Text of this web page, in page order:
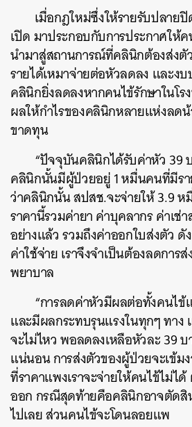
เมื่อกฎใหม่ซึ่งให้รายรับปลาย
เปิด มาประกอบกับการประกาศให้
นำมาสู่สถานการณ์ที่คลินิกต้องส่ง
รายได้เหมาจ่ายต่อหัวลดลง และง
คลินิกยิ่งลดลงหากคนไข้รักษาในโ
ผลให้กำไรของคลินิกหลายแห่งลด
ขาดทุน
“ปัจจุบันคลินิกได้รับค่าหัว 39
คลินิกนั้นมีผู้ป่วยอยู่ 1 หมื่นคนที่มีร
ว่าคลินิกนั้น สปสช.จะจ่ายให้ 3.9
ราคานี้รวมค่ายา ค่าบุคลากร ค่าเช่
อย่างแล้ว รวมถึงค่าออกใบส่งตัว
ค่าใช้จ่าย เราจึงจำเป็นต้องลดการ
พยาบาล
“การลดค่าหัวมีผลต่อทั้งคนไ
และมีผลกระทบรุนแรงในทุกๆ ทาง
จะไม่ไหว พอลดลงเหลือหัวละ 39
แน่นอน การส่งตัวของผู้ป่วยจะเข้ม
ที่ราคาแพงเราจะจ่ายให้คนไข้ไม่ไ
ออก กรณีสุดท้ายคือคลินิกอาจตัด
ไปเลย ส่วนคนไข้จะโดนลอยแพ